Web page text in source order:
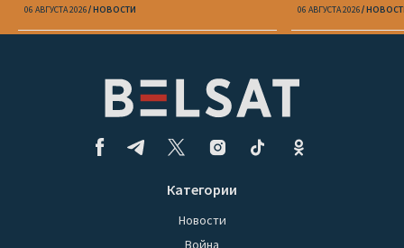
06 АВГУСТА 2026 НОВОСТИ 06 АВГУСТА 2026
Категории
Новости
Война